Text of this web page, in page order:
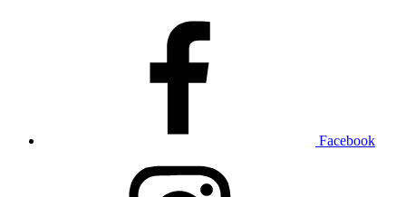
Facebook